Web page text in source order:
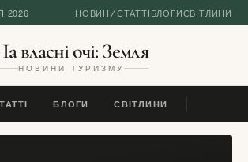
2026 НОВИНИСТАТТІБЛОГИСВІТЛИНИ
власні очі: Земля
НОВИНИ ТУРИЗМУ
БЛОГИ СВІТЛИНИ